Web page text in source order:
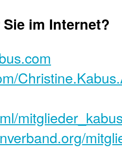
im Internet?